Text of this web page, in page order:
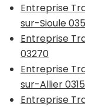
Entreprise
sur-Sioule
Entreprise
03270
Entreprise
sur-Allier
Entreprise